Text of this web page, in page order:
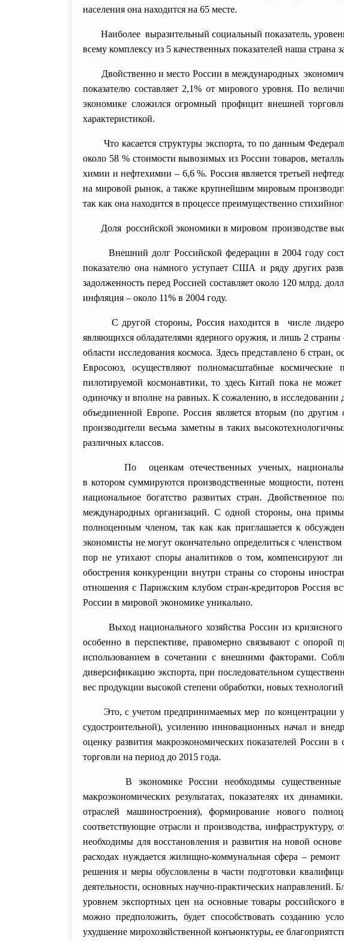
населения она находится на 65 месте.
Наиболее выразительный социальный показатель,
всему комплексу из 5 качественных показателей наша
Двойственно и место России в международных
показателю составляет 2,1% от мирового уровня. По
экономике сложился огромный профицит внешней
характеристикой.
Что касается структуры экспорта, то по данным
около 58 % стоимости вывозимых из России товаров,
химии и нефтехимии – 6,6 %. Россия является третьей
на мировой рынок, а также крупнейшим мировым
так как она находится в процессе преимущественно
Доля российской экономики в мировом производстве
Внешний долг Российской федерации в 2004 году
показателю она намного уступает США и ряду других
задолженность перед Россией составляет около 120 млрд.
инфляция – около 11% в 2004 году.
С другой стороны, Россия находится в числе
являющихся обладателями ядерного оружия, и лишь 2
области исследования космоса. Здесь представлено 6
Евросоюз, осуществляют полномасштабные
пилотируемой космонавтики, то здесь Китай пока не
одиночку и вполне на равных. К сожалению, в исследовании
объединенной Европе. Россия является вторым (по
производители весьма заметны в таких
различных классов.
По оценкам отечественных ученых,
в котором суммируются производственные мощности,
национальное богатство развитых стран. Двойственное
международных организаций. С одной стороны, она
полноценным членом, так как как приглашается к
экономисты не могут окончательно определиться с
пор не утихают споры аналитиков о том, компенсируют
обострения конкуренции внутри страны со стороны
отношения с Парижским клубом стран-кредиторов Россия
России в мировой экономике уникально.
Выход национального хозяйства России из
особенно в перспективе, правомерно связывают с опорой
использованием в сочетании с внешними факторами.
диверсификацию экспорта, при последовательном
вес продукции высокой степени обработки, новых
Это, с учетом предпринимаемых мер по концентрации
судостроительной), усилению инновационных начал и
оценку развития макроэкономических показателей
торговли на период до 2015 года.
В экономике России необходимы существенные
макроэкономических результатах, показателях их
отраслей машиностроения), формирование нового
соответствующие отрасли и производства,
необходимы для восстановления и развития на новой
расходах нуждается жилищно-коммунальная сфера –
решения и меры обусловлены в части подготовки
деятельности, основных научно-практических
уровнем экспортных цен на основные товары
можно предположить, будет способствовать созданию
ухудшение мирохозяйственной конъюнктуры, ее